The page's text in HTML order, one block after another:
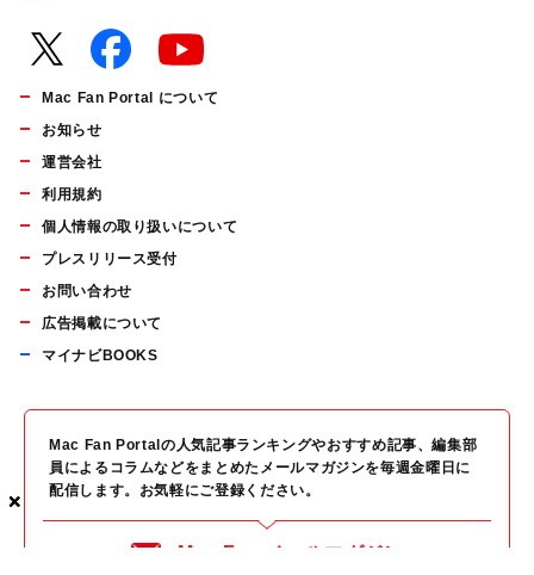
×
×
×
Mac Fan Portal について
お知らせ
運営会社
利用規約
個人情報の取り扱いについて
プレスリリース受付
お問い合わせ
広告掲載について
マイナビBOOKS
Mac Fan Portalの人気記事ランキングやおすすめ記事、編集部
員によるコラムなどをまとめたメールマガジンを毎週金曜日に
配信します。お気軽にご登録ください。
Mac Fan メールマガジン